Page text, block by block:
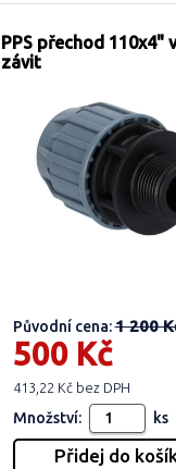
PPS přechod 110x4"
závit
Původní cena:1 200
500 Kč
413,22 Kč bez DPH
Množství: ks